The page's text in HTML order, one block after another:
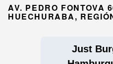
AV. PEDRO FONTOVA
HUECHURABA,
Just